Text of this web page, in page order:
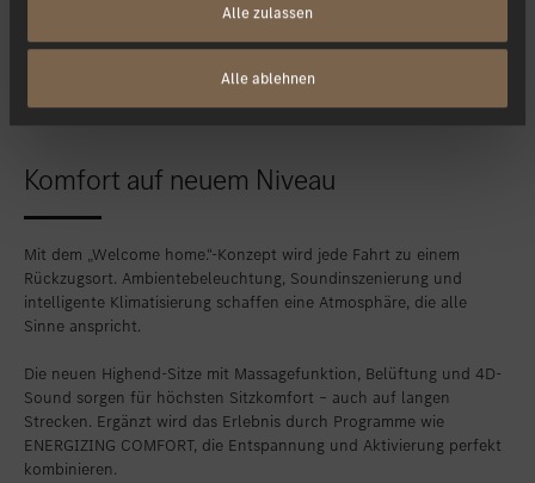
Alle zulassen
Alle ablehnen
Komfort auf neuem Niveau
Mit dem „Welcome home.“-Konzept wird jede Fahrt zu einem
Rückzugsort. Ambientebeleuchtung, Soundinszenierung und
intelligente Klimatisierung schaffen eine Atmosphäre, die alle
Sinne anspricht.
Die neuen Highend-Sitze mit Massagefunktion, Belüftung und 4D-
Sound sorgen für höchsten Sitzkomfort – auch auf langen
Strecken. Ergänzt wird das Erlebnis durch Programme wie
ENERGIZING COMFORT, die Entspannung und Aktivierung perfekt
kombinieren.